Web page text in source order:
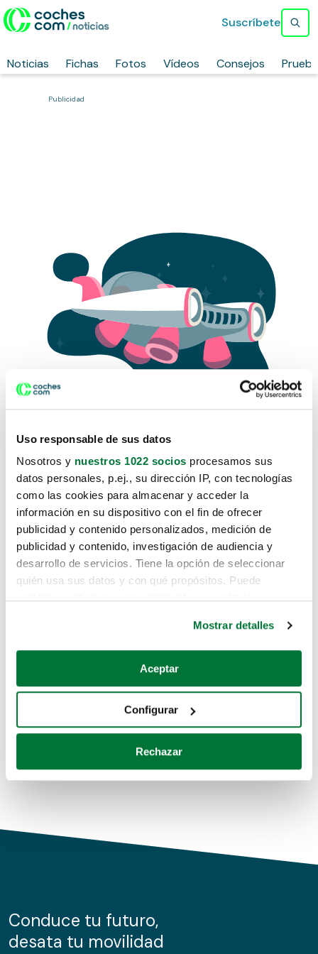
Uso responsable de sus datos
Nosotros y nuestros 1022 socios procesamos sus
datos personales, p.ej., su dirección IP, con tecnologías
como las cookies para almacenar y acceder la
información en su dispositivo con el fin de ofrecer
publicidad y contenido personalizados, medición de
publicidad y contenido, investigación de audiencia y
desarrollo de servicios. Tiene la opción de seleccionar
quién usa sus datos y con qué propósitos. Puede
Si lo permite, también quisiéramos:
Recopilar información sobre su ubicación geográfica
Identificar su dispositivo analizándolo activamente
para buscar características específicas (huellas
Obtenga más información sobre cómo se procesan sus
de cookies.
información sobre el uso que haga del sitio web con
nuestros partners de redes sociales, publicidad y análisis
Mostrar detalles
Aceptar
Configurar
Rechazar
Noticias Fichas Fotos Vídeos Consejos
Suscríbete
Publicidad
Lo sentimos, no sabemos como
te hemos traido hasta aquí.
Pero puedes encontrar el coche que estás
buscando en alguno de estos enlaces:
Coches de segunda mano
Coches de km0
Conduce tu futuro,
desata tu movilidad